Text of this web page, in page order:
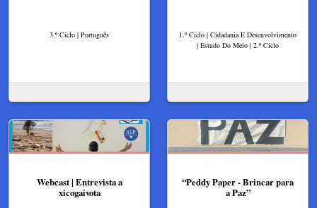
3.º Ciclo | Português
1.º Ciclo | Cidadania E Desenvolvimento
| Estudo Do Meio | 2.º Ciclo
Webcast | Entrevista a
xicogaivota
“Peddy Paper - Brincar para
a Paz”